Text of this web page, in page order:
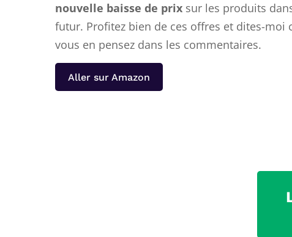
nouvelle baisse de prixsur les produits
futur. Profitez bien de ces offres et dites-moi
vous en pensez dans les commentaires.
Aller sur Amazon